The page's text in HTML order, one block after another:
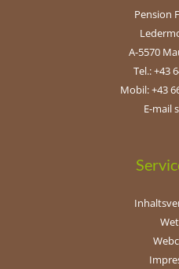
Pension
A-5570
Tel.: +43
Mobil: +43
E-mail